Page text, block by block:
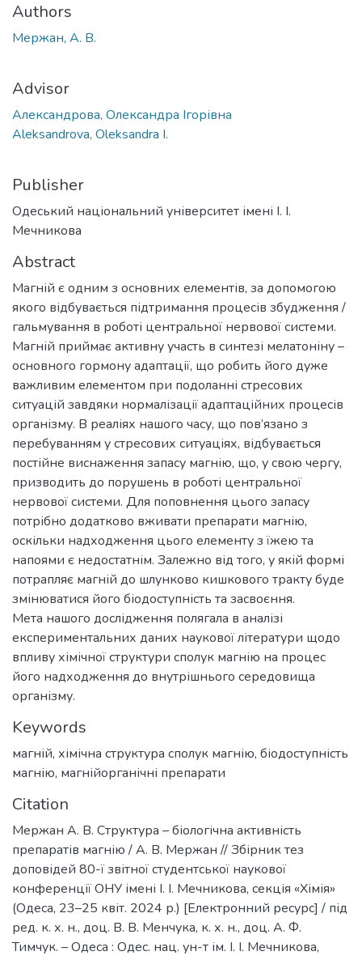
Authors
Мержан, А. В.
Advisor
Александрова, Олександра Ігорівна
Aleksandrova, Oleksandra I.
Publisher
Одеський національний університет імені І. І.
Мечникова
Abstract
Магній є одним з основних елементів, за допомогою
якого відбувається підтримання процесів збудження /
гальмування в роботі центральної нервової системи.
Магній приймає активну участь в синтезі мелатоніну –
основного гормону адаптації, що робить його дуже
важливим елементом при подоланні стресових
ситуацій завдяки нормалізації адаптаційних процесів
організму. В реаліях нашого часу, що пов’язано з
перебуванням у стресових ситуаціях, відбувається
постійне виснаження запасу магнію, що, у свою чергу,
призводить до порушень в роботі центральної
нервової системи. Для поповнення цього запасу
потрібно додатково вживати препарати магнію,
оскільки надходження цього елементу з їжею та
напоями є недостатнім. Залежно від того, у якій формі
потрапляє магній до шлунково кишкового тракту буде
змінюватися його біодоступність та засвоєння.
Мета нашого дослідження полягала в аналізі
експериментальних даних наукової літератури щодо
впливу хімічної структури сполук магнію на процес
його надходження до внутрішнього середовища
організму.
Keywords
магній, хімічна структура сполук магнію, біодоступність
магнію, магнійорганічні препарати
Citation
Мержан А. В. Структура – біологічна активність
препаратів магнію / А. В. Мержан // Збірник тез
доповідей 80-ї звітної студентської наукової
конференції ОНУ імені І. І. Мечникова, секція «Хімія»
(Одеса, 23–25 квіт. 2024 р.) [Електронний ресурс] / під
ред. к. х. н., доц. В. В. Менчука, к. х. н., доц. А. Ф.
Тимчук. – Одеса : Одес. нац. ун-т ім. І. І. Мечникова,